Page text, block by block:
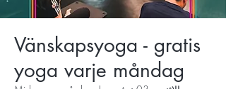
Vänskapsyoga - gratis
yoga varje måndag